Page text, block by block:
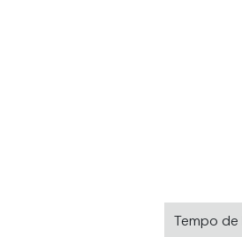
Tempo